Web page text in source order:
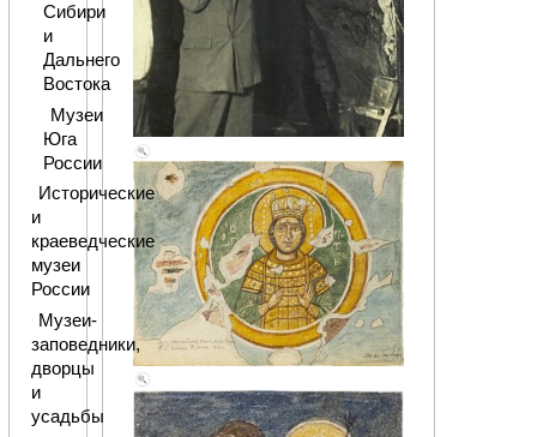
Сибири
и
Дальнего
Востока
Музеи
Юга
России
Исторические
и
краеведческие
музеи
России
Музеи-
заповедники,
дворцы
и
усадьбы